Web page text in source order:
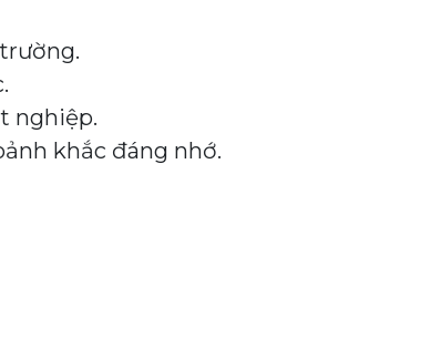
nghiệp.
khắc đáng nhớ.